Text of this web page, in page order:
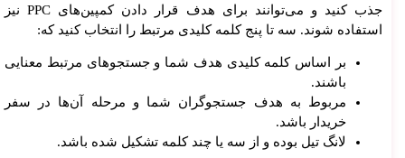
جذب کنید و می‌توانند برای هدف قرار دادن کمپین‌های PPC نیز
استفاده شوند. سه تا پنج کلمه کلیدی مرتبط را انتخاب کنید که:
بر اساس کلمه کلیدی هدف شما و جستجوهای مرتبط معنایی
باشند.
مربوط به هدف جستجوگران شما و مرحله آن‌ها در سفر
خریدار باشد.
لانگ تیل بوده و از سه یا چند کلمه تشکیل شده باشد.